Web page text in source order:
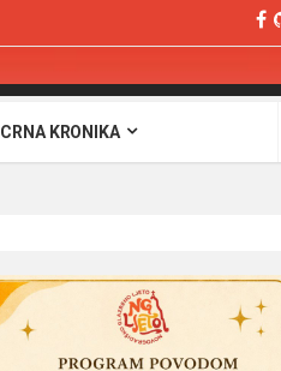
CRNA KRONIKA